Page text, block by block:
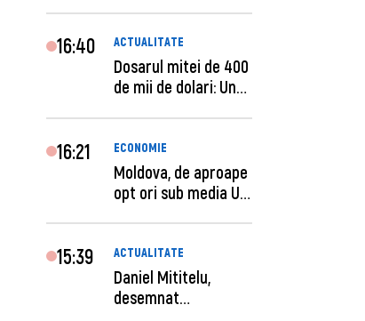
16:40 ACTUALITATE
Dosarul mitei de 400
de mii de dolari: Un
16:21 ECONOMIE
Moldova, de aproape
opt ori sub media UE
15:39 ACTUALITATE
Daniel Mititelu,
desemnat